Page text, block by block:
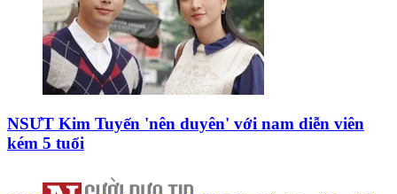
NSƯT Kim Tuyến 'nên duyên' với nam diễn viên
kém 5 tuổi